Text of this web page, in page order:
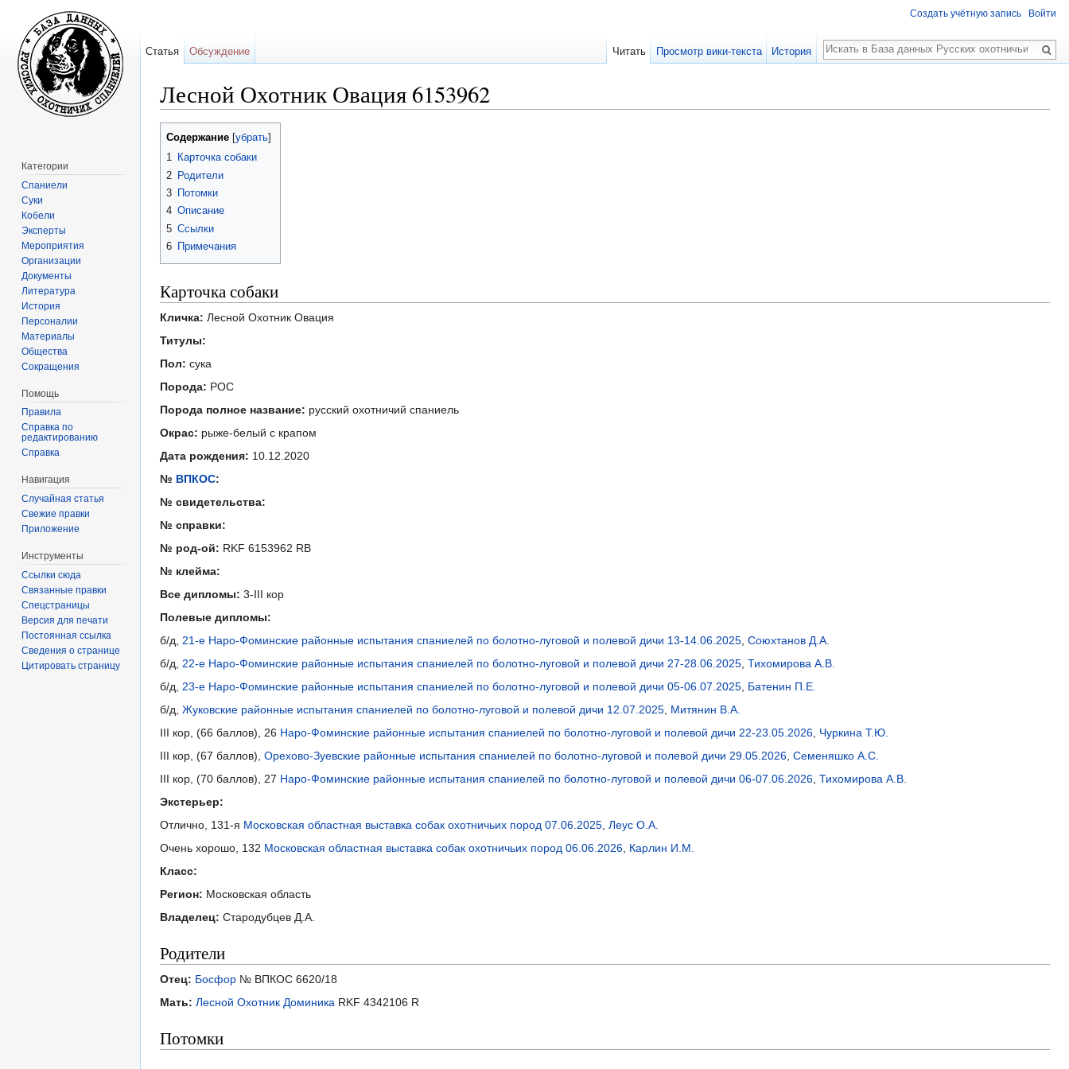
Лесной Охотник Овация 6153962
Содержание убрать
1 Карточка собаки
2 Родители
3 Потомки
4 Описание
5 Ссылки
6 Примечания
Карточка собаки
Кличка: Лесной Охотник Овация
Титулы:
Пол: сука
Порода: РОС
Порода полное название: русский охотничий спаниель
Окрас: рыже-белый с крапом
Дата рождения: 10.12.2020
№ ВПКОС:
№ свидетельства:
№ справки:
№ род-ой: RKF 6153962 RB
№ клейма:
Все дипломы: 3-III кор
Полевые дипломы:
б/д, 21-е Наро-Фоминские районные испытания спаниелей по болотно-луговой и полевой дичи 13-14.06.2025, Союхтанов Д.А.
б/д, 22-е Наро-Фоминские районные испытания спаниелей по болотно-луговой и полевой дичи 27-28.06.2025, Тихомирова А.В.
б/д, 23-е Наро-Фоминские районные испытания спаниелей по болотно-луговой и полевой дичи 05-06.07.2025, Батенин П.Е.
б/д, Жуковские районные испытания спаниелей по болотно-луговой и полевой дичи 12.07.2025, Митянин В.А.
III кор, (66 баллов), 26 Наро-Фоминские районные испытания спаниелей по болотно-луговой и полевой дичи 22-23.05.2026, Чуркина Т.Ю.
III кор, (67 баллов), Орехово-Зуевские районные испытания спаниелей по болотно-луговой и полевой дичи 29.05.2026, Семеняшко А.С.
III кор, (70 баллов), 27 Наро-Фоминские районные испытания спаниелей по болотно-луговой и полевой дичи 06-07.06.2026, Тихомирова А.В.
Экстерьер:
Отлично, 131-я Московская областная выставка собак охотничьих пород 07.06.2025, Леус О.А.
Очень хорошо, 132 Московская областная выставка собак охотничьих пород 06.06.2026, Карлин И.М.
Класс:
Регион: Московская область
Владелец: Стародубцев Д.А.
Родители
Отец: Босфор № ВПКОС 6620/18
Мать: Лесной Охотник Доминика RKF 4342106 R
Потомки
Создать учётную запись Войти
Статья Обсуждение Читать Просмотр вики-текста История
Поиск
Категории
Спаниели
Суки
Кобели
Эксперты
Мероприятия
Организации
Документы
Литература
История
Персоналии
Материалы
Общества
Сокращения
Помощь
Правила
Справка по
редактированию
Справка
Навигация
Случайная статья
Свежие правки
Приложение
Инструменты
Ссылки сюда
Связанные правки
Спецстраницы
Версия для печати
Постоянная ссылка
Сведения о странице
Цитировать страницу